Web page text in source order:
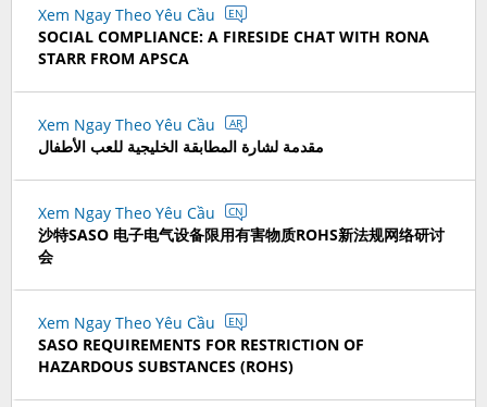
Xem Ngay Theo Yêu Cầu EN
SOCIAL COMPLIANCE: A FIRESIDE CHAT WITH RONA
STARR FROM APSCA
Xem Ngay Theo Yêu Cầu AR
مقدمة لشارة المطابقة الخليجية للعب الأطفال
Xem Ngay Theo Yêu Cầu CN
沙特SASO 电子电气设备限用有害物质ROHS新法规网络研讨
会
Xem Ngay Theo Yêu Cầu EN
SASO REQUIREMENTS FOR RESTRICTION OF
HAZARDOUS SUBSTANCES (ROHS)